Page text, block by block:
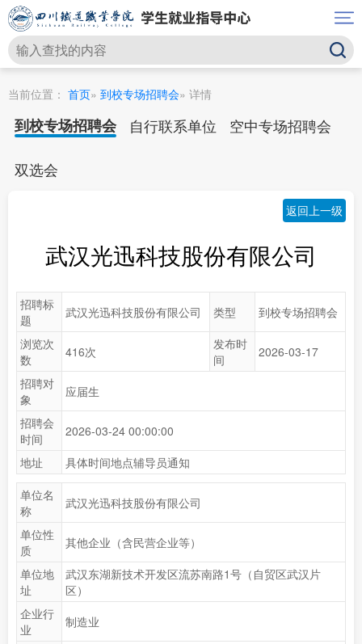
当前位置： 首页» 到校专场招聘会» 详情
到校专场招聘会 自行联系单位 空中专场招聘会
双选会
返回上一级
武汉光迅科技股份有限公司
招聘标
题
武汉光迅科技股份有限公司 类型
到校专场招聘会
浏览次
数
416次
发布时
间
2026-03-17
招聘对
象
应届生
招聘会
时间
2026-03-24 00:00:00
地址
具体时间地点辅导员通知
单位名
称
武汉光迅科技股份有限公司
单位性
质
其他企业（含民营企业等）
单位地
址
武汉东湖新技术开发区流苏南路1号（自贸区武汉片
区）
企业行
业
制造业